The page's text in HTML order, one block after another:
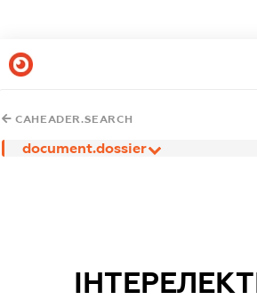
CAHEADER.SEARCH
document.dossier